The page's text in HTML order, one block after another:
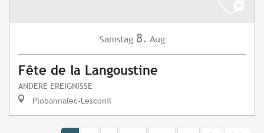
Samstag 8. Aug
Fête de la Langoustine
ANDERE EREIGNISSE
Plobannalec-Lesconil